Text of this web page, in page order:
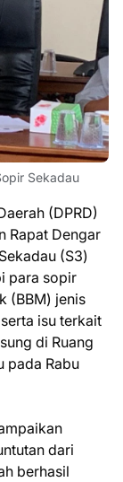
Sekadau
(DPRD)
Rapat Dengar
(S3)
para sopir
(BBM) jenis
isu terkait
di Ruang
pada Rabu
dari
berhasil